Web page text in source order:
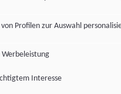
Profilen zur Auswahl
Werbeleistung
Interesse